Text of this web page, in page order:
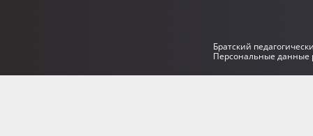
Братский
Персональные данные